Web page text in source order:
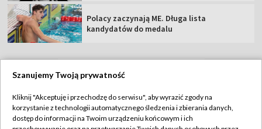
Polacy zaczynają ME. Długa lista
kandydatów do medalu
Abonament TVP
Regulamin TVP
Szanujemy Twoją prywatność
Kliknij "Akceptuję i przechodzę do serwisu", aby wyrazić zgody na
korzystanie z technologii automatycznego śledzenia i zbierania danych,
dostęp do informacji na Twoim urządzeniu końcowym i ich